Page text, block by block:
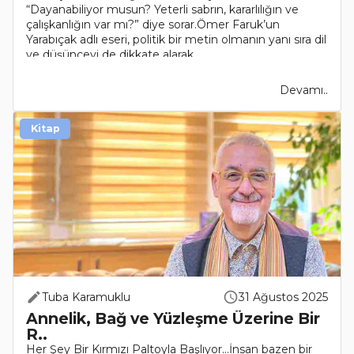
“Dayanabiliyor musun? Yeterli sabrın, kararlılığın ve
çalışkanlığın var mı?” diye sorar.Ömer Faruk’un
Yarabıçak adlı eseri, politik bir metin olmanın yanı sıra dil
ve düşünceyi de dikkate alarak..
Devamı..
Tuba Karamuklu 31 Ağustos 2025
Annelik, Bağ ve Yüzleşme Üzerine Bir
R..
Her Şey Bir Kırmızı Paltoyla Başlıyor...İnsan bazen bir
Kitap